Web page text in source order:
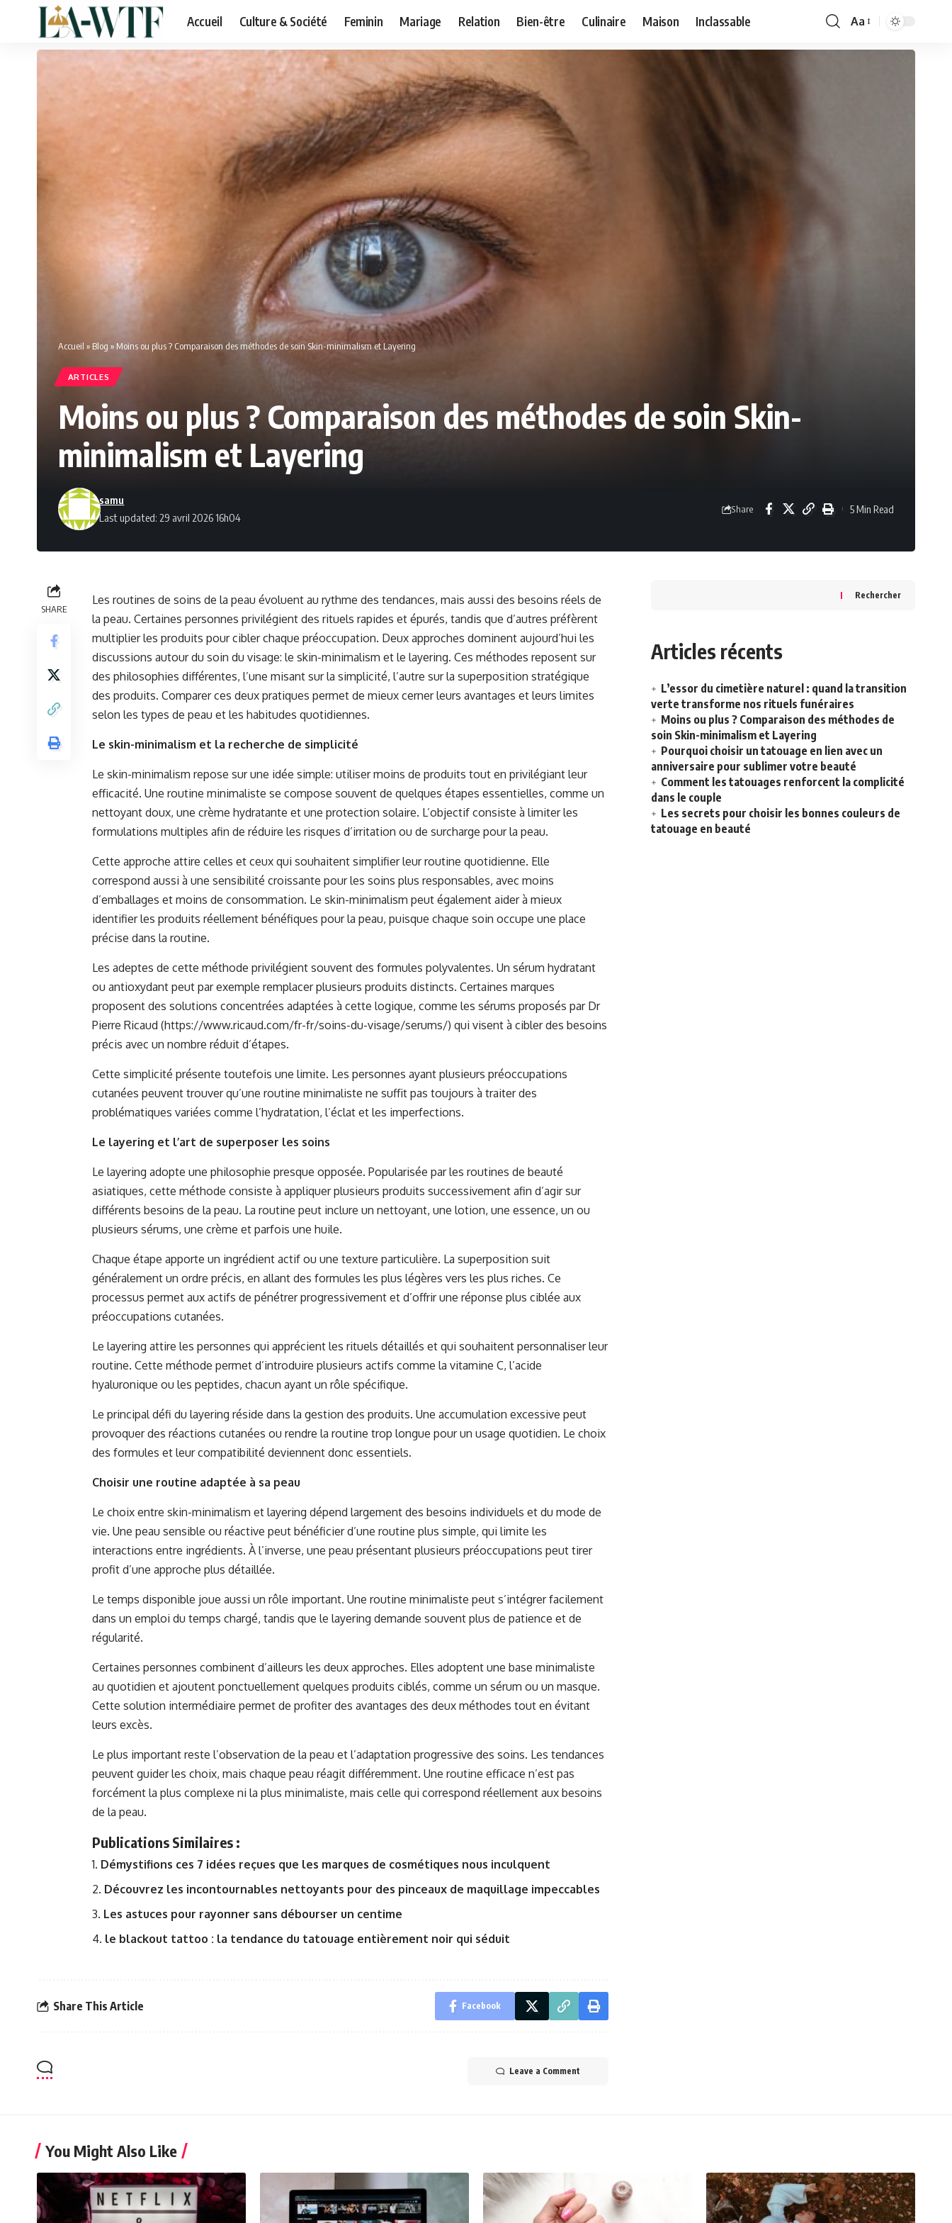
Accueil Culture & Société Feminin Mariage Relation Bien-être Culinaire Maison Inclassable
Font
Resizer
Aa
Accueil » Blog » Moins ou plus ? Comparaison des méthodes de soin Skin-minimalism et Layering
ARTICLES
Moins ou plus ? Comparaison des méthodes de soin Skin-
minimalism et Layering
Last updated: 29 avril 2026 16h04
samu
Share 5 Min Read
SHARE
Les routines de soins de la peau évoluent au rythme des tendances, mais aussi des besoins réels de
la peau. Certaines personnes privilégient des rituels rapides et épurés, tandis que d’autres préfèrent
multiplier les produits pour cibler chaque préoccupation. Deux approches dominent aujourd’hui les
discussions autour du soin du visage: le skin-minimalism et le layering. Ces méthodes reposent sur
des philosophies différentes, l’une misant sur la simplicité, l’autre sur la superposition stratégique
des produits. Comparer ces deux pratiques permet de mieux cerner leurs avantages et leurs limites
selon les types de peau et les habitudes quotidiennes.
Le skin-minimalism et la recherche de simplicité
Le skin-minimalism repose sur une idée simple: utiliser moins de produits tout en privilégiant leur
efficacité. Une routine minimaliste se compose souvent de quelques étapes essentielles, comme un
nettoyant doux, une crème hydratante et une protection solaire. L’objectif consiste à limiter les
formulations multiples afin de réduire les risques d’irritation ou de surcharge pour la peau.
Cette approche attire celles et ceux qui souhaitent simplifier leur routine quotidienne. Elle
correspond aussi à une sensibilité croissante pour les soins plus responsables, avec moins
d’emballages et moins de consommation. Le skin-minimalism peut également aider à mieux
identifier les produits réellement bénéfiques pour la peau, puisque chaque soin occupe une place
précise dans la routine.
Les adeptes de cette méthode privilégient souvent des formules polyvalentes. Un sérum hydratant
ou antioxydant peut par exemple remplacer plusieurs produits distincts. Certaines marques
proposent des solutions concentrées adaptées à cette logique, comme les sérums proposés par Dr
Pierre Ricaud (https://www.ricaud.com/fr-fr/soins-du-visage/serums/) qui visent à cibler des besoins
précis avec un nombre réduit d’étapes.
Cette simplicité présente toutefois une limite. Les personnes ayant plusieurs préoccupations
cutanées peuvent trouver qu’une routine minimaliste ne suffit pas toujours à traiter des
problématiques variées comme l’hydratation, l’éclat et les imperfections.
Le layering et l’art de superposer les soins
Le layering adopte une philosophie presque opposée. Popularisée par les routines de beauté
asiatiques, cette méthode consiste à appliquer plusieurs produits successivement afin d’agir sur
différents besoins de la peau. La routine peut inclure un nettoyant, une lotion, une essence, un ou
plusieurs sérums, une crème et parfois une huile.
Chaque étape apporte un ingrédient actif ou une texture particulière. La superposition suit
généralement un ordre précis, en allant des formules les plus légères vers les plus riches. Ce
processus permet aux actifs de pénétrer progressivement et d’offrir une réponse plus ciblée aux
préoccupations cutanées.
Le layering attire les personnes qui apprécient les rituels détaillés et qui souhaitent personnaliser leur
routine. Cette méthode permet d’introduire plusieurs actifs comme la vitamine C, l’acide
hyaluronique ou les peptides, chacun ayant un rôle spécifique.
Le principal défi du layering réside dans la gestion des produits. Une accumulation excessive peut
provoquer des réactions cutanées ou rendre la routine trop longue pour un usage quotidien. Le choix
des formules et leur compatibilité deviennent donc essentiels.
Choisir une routine adaptée à sa peau
Le choix entre skin-minimalism et layering dépend largement des besoins individuels et du mode de
vie. Une peau sensible ou réactive peut bénéficier d’une routine plus simple, qui limite les
interactions entre ingrédients. À l’inverse, une peau présentant plusieurs préoccupations peut tirer
profit d’une approche plus détaillée.
Le temps disponible joue aussi un rôle important. Une routine minimaliste peut s’intégrer facilement
dans un emploi du temps chargé, tandis que le layering demande souvent plus de patience et de
régularité.
Certaines personnes combinent d’ailleurs les deux approches. Elles adoptent une base minimaliste
au quotidien et ajoutent ponctuellement quelques produits ciblés, comme un sérum ou un masque.
Cette solution intermédiaire permet de profiter des avantages des deux méthodes tout en évitant
leurs excès.
Le plus important reste l’observation de la peau et l’adaptation progressive des soins. Les tendances
peuvent guider les choix, mais chaque peau réagit différemment. Une routine efficace n’est pas
forcément la plus complexe ni la plus minimaliste, mais celle qui correspond réellement aux besoins
de la peau.
Publications Similaires :
Démystifions ces 7 idées reçues que les marques de cosmétiques nous inculquent
Découvrez les incontournables nettoyants pour des pinceaux de maquillage impeccables
Les astuces pour rayonner sans débourser un centime
le blackout tattoo : la tendance du tatouage entièrement noir qui séduit
Share This Article Facebook
Leave a Comment
Rechercher
Articles récents
L’essor du cimetière naturel : quand la transition
verte transforme nos rituels funéraires
Moins ou plus ? Comparaison des méthodes de
soin Skin-minimalism et Layering
Pourquoi choisir un tatouage en lien avec un
anniversaire pour sublimer votre beauté
Comment les tatouages renforcent la complicité
dans le couple
Les secrets pour choisir les bonnes couleurs de
tatouage en beauté
You Might Also Like